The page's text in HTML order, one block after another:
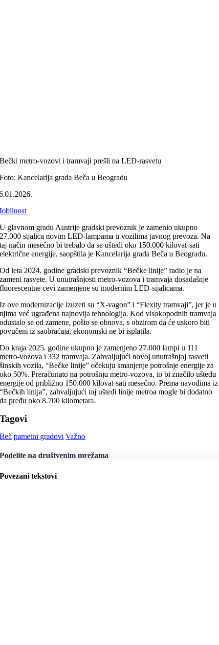
Bečki metro-vozovi i tramvaji prešli na LED-rasvetu
Foto: Kancelarija grada Beča u Beogradu
U glavnom gradu Austrije gradski prevoznik je zamenio ukupno
27.000 sijalica novim LED-lampama u vozilima javnog prevoza. Na
taj način mesečno bi trebalo da se uštedi oko 150.000 kilovat-sati
električne energije, saopštila je Kancelarija grada Beča u Beogradu.
Od leta 2024. godine gradski prevoznik “Bečke linije” radio je na
zameni rasvete. U unutrašnjosti metro-vozova i tramvaja dosadašnje
fluorescentne cevi zamenjene su modernim LED-sijalicama.
Iz ove modernizacije izuzeti su “X-vagon” i “Flexity tramvaji”, jer je u
njima već ugrađena najnovija tehnologija. Kod visokopodnih tramvaja
odustalo se od zamene, pošto se obnova, s obzirom da će uskoro biti
povučeni iz saobraćaja, ekonomski ne bi isplatila.
Do kraja 2025. godine ukupno je zamenjeno 27.000 lampi u 111
metro-vozova i 332 tramvaja. Zahvaljujući novoj unutrašnjoj rasveti
šinskih vozila, “Bečke linije” očekuju smanjenje potrošnje energije za
oko 50%. Preračunato na potrošnju metro-vozova, to bi značilo uštedu
energije od približno 150.000 kilovat-sati mesečno. Prema navodima iz
“Bečkih linija”, zahvaljujući toj uštedi linije metroa mogle bi dodatno
da pređu oko 8.700 kilometara.
Tagovi
Beč pametni gradovi Važno
Podelite na društvenim mrežama
Povezani tekstovi